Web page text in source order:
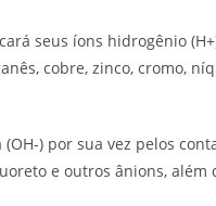
seus íons hidrogênio
cobre, zinco, cromo,
) por sua vez pelos
e outros ânions, além